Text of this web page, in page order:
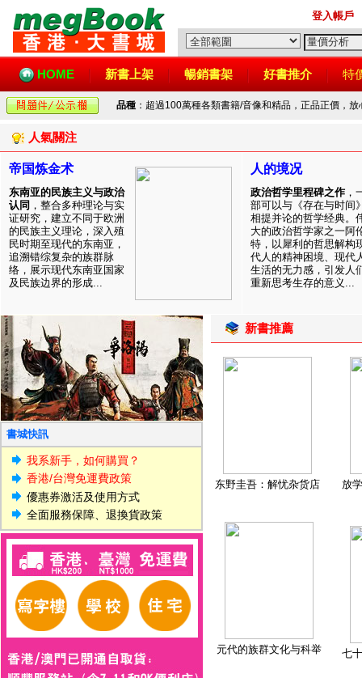
登入帳戶
HOME 新書上架 暢銷書架 好書推介 特
品種 ：超過100萬種各類書籍/音像和精品，正品正價，
人氣關注
帝国炼金术
东南亚的民族主义与政治
认同 ，整合多种理论与实
证研究，建立不同于欧洲
的民族主义理论，深入殖
民时期至现代的东南亚，
追溯错综复杂的族群脉
络，展示现代东南亚国家
及民族边界的形成...
人的境况
政治哲学里程碑之作 ，
部可以与《存在与时间
相提并论的哲学经典。
大的政治哲学家之一阿
特，以犀利的哲思解构
代人的精神困境、现代
生活的无力感，引发人
重新思考生存的意义...
書城快訊
我系新手，如何購買？
香港/台灣免運費政策
優惠券激活及使用方式
全面服務保障、退換貨政策
新書推薦
东野圭吾：解忧杂货店 放
元代的族群文化与科举 七